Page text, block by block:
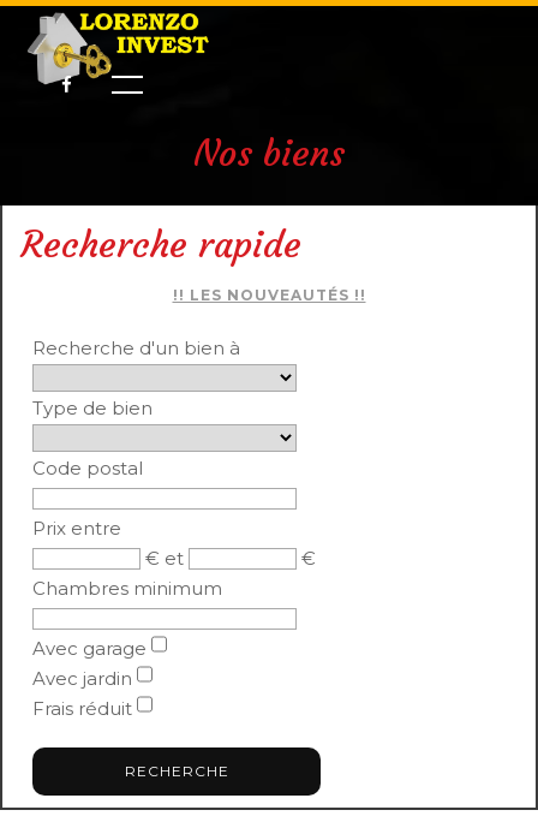
Nos biens
Recherche rapide
!! LES NOUVEAUTÉS !!
Recherche d'un bien à
Type de bien
Code postal
Prix entre
€ et
€
Chambres minimum
Avec garage
Avec jardin
Frais réduit